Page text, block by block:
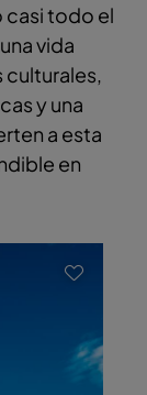
casi todo el
vida
y una
a esta
en